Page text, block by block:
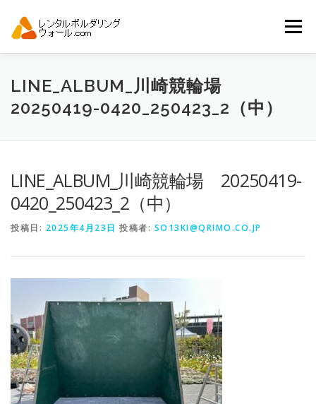
メニュー
トップ 自動見積り 商品一覧
LINE_ALBUM_川崎競輪場
20250419-0420_250423_2（中）
LINE_ALBUM_川崎競輪場 20250419-
0420_250423_2（中）
投稿日: 2025年4月23日 投稿者: SO13KI@QRIMO.CO.JP